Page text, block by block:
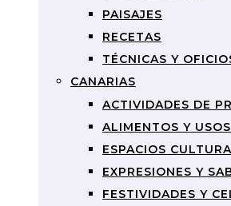
PAISAJES
RECETAS
TÉCNICAS Y
CANARIAS
ACTIVIDADES DE
ALIMENTOS Y
ESPACIOS
EXPRESIONES Y
FESTIVIDADES Y